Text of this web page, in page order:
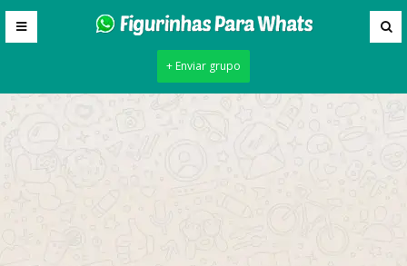
+ Enviar grupo